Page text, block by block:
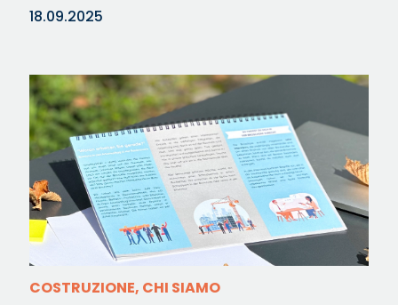
18.09.2025
COSTRUZIONE, CHI SIAMO